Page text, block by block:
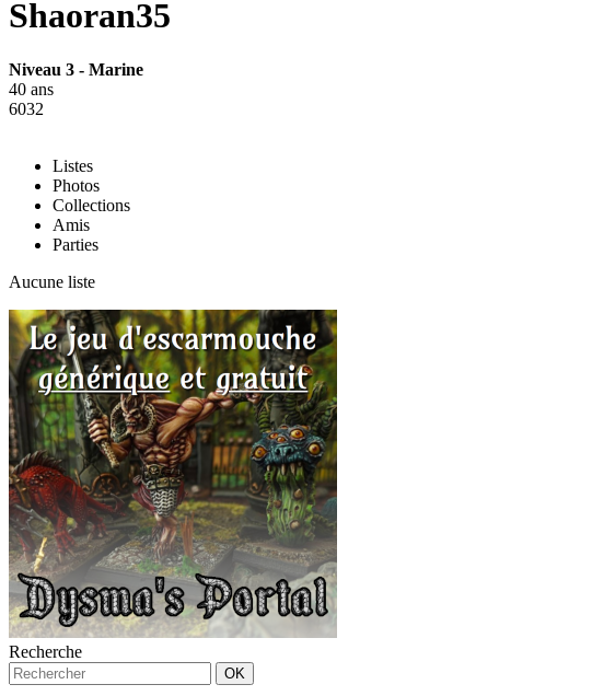
Shaoran35
Niveau 3 - Marine
40 ans
6032
Listes
Photos
Collections
Amis
Parties
Aucune liste
Recherche